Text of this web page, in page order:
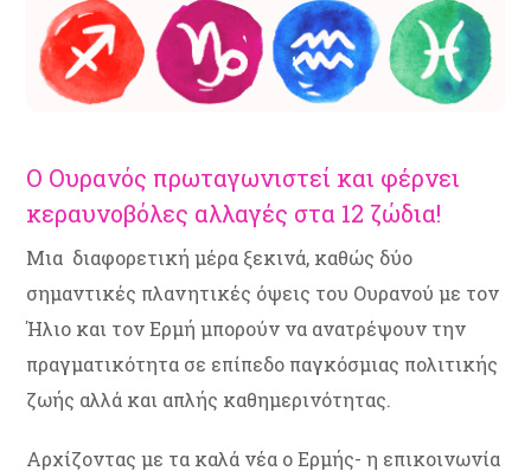
Ο Ουρανός πρωταγωνιστεί και φέρνει
κεραυνοβόλες αλλαγές στα 12 ζώδια!
Μια διαφορετική μέρα ξεκινά, καθώς δύο
σημαντικές πλανητικές όψεις του Ουρανού με τον
Ήλιο και τον Ερμή μπορούν να ανατρέψουν την
πραγματικότητα σε επίπεδο παγκόσμιας πολιτικής
ζωής αλλά και απλής καθημερινότητας.
Αρχίζοντας με τα καλά νέα ο Ερμής- η επικοινωνία